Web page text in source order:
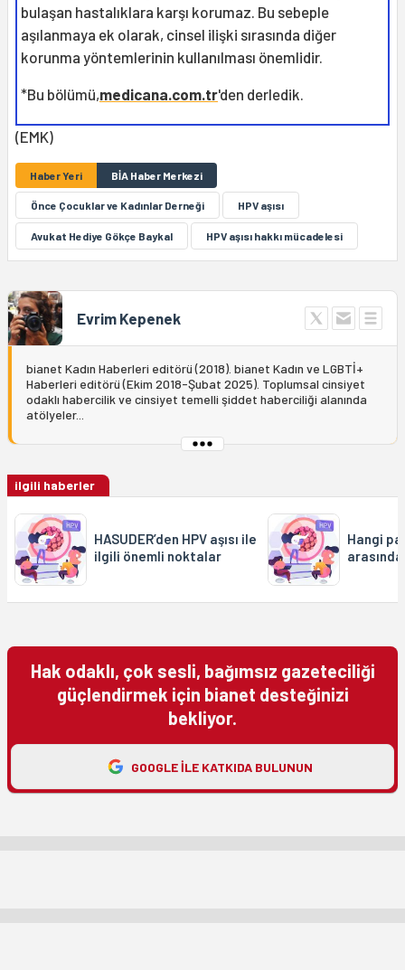
bulaşan hastalıklara karşı korumaz. Bu sebeple
aşılanmaya ek olarak, cinsel ilişki sırasında diğer
korunma yöntemlerinin kullanılması önemlidir.
*Bu bölümü,medicana.com.tr'den derledik.
(EMK)
Haber Yeri BİA Haber Merkezi
Önce Çocuklar ve Kadınlar Derneği HPV aşısı
Avukat Hediye Gökçe Baykal HPV aşısı hakkı mücadelesi
Evrim Kepenek
bianet Kadın Haberleri editörü (2018). bianet Kadın ve LGBTİ+
Haberleri editörü (Ekim 2018-Şubat 2025). Toplumsal cinsiyet
odaklı habercilik ve cinsiyet temelli şiddet haberciliği alanında
atölyeler...
ilgili haberler
HASUDER’den HPV aşısı ile
ilgili önemli noktalar
Hangi
arasında
Hak odaklı, çok sesli, bağımsız gazeteciliği
güçlendirmek için bianet desteğinizi
bekliyor.
GOOGLE ILE KATKIDA BULUNUN